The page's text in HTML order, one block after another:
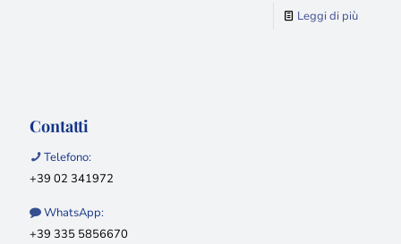
Leggi di più
Contatti
Telefono:
+39 02 341972
WhatsApp:
+39 335 5856670